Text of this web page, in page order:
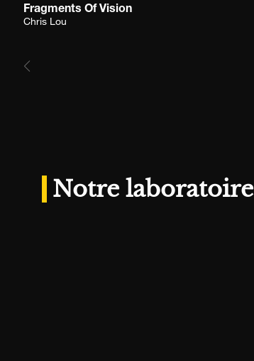
Fragments Of Vision
Chris Lou
Notre laboratoire